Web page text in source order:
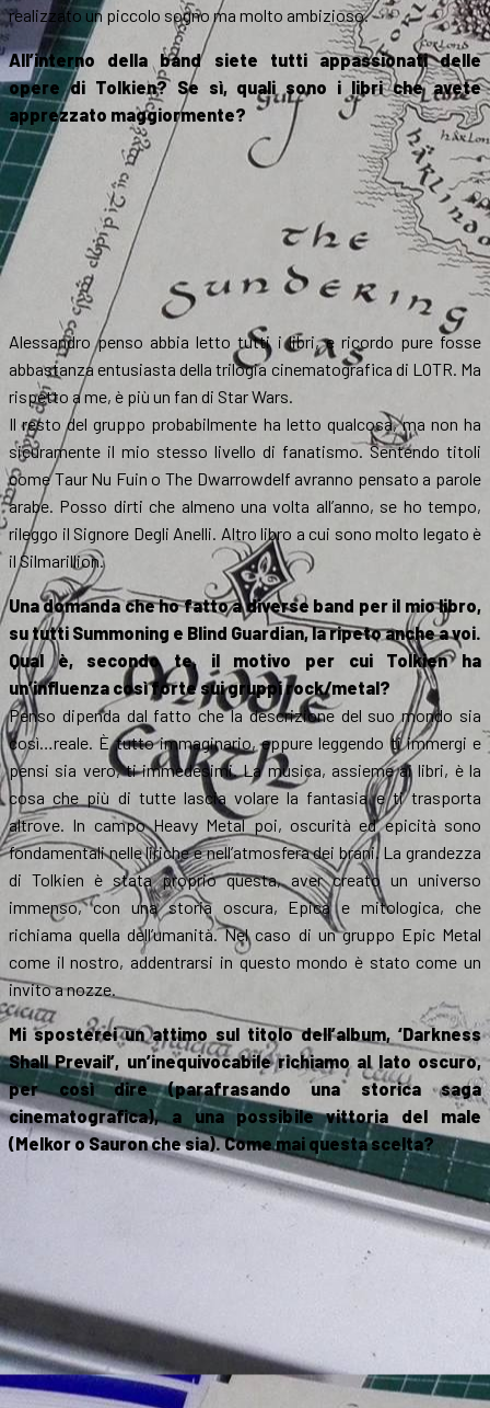
realizzato un piccolo sogno ma molto ambizioso.
All’interno della band siete tutti appassionati delle
opere di Tolkien? Se sì, quali sono i libri che avete
apprezzato maggiormente?
Alessandro penso abbia letto tutti i libri, e ricordo pure fosse
abbastanza entusiasta della trilogia cinematografica di LOTR. Ma
rispetto a me, è più un fan di Star Wars.
Il resto del gruppo probabilmente ha letto qualcosa, ma non ha
sicuramente il mio stesso livello di fanatismo. Sentendo titoli
come Taur Nu Fuin o The Dwarrowdelf avranno pensato a parole
arabe. Posso dirti che almeno una volta all’anno, se ho tempo,
rileggo il Signore Degli Anelli. Altro libro a cui sono molto legato è
il Silmarillion.
Una domanda che ho fatto a diverse band per il mio libro,
su tutti Summoning e Blind Guardian, la ripeto anche a voi.
Qual è, secondo te, il motivo per cui Tolkien ha
un’influenza così forte sui gruppi rock/metal?
Penso dipenda dal fatto che la descrizione del suo mondo sia
così…reale. È tutto immaginario, eppure leggendo ti immergi e
pensi sia vero, ti immedesimi. La musica, assieme ai libri, è la
cosa che più di tutte lascia volare la fantasia e ti trasporta
altrove. In campo Heavy Metal poi, oscurità ed epicità sono
fondamentali nelle liriche e nell’atmosfera dei brani. La grandezza
di Tolkien è stata proprio questa, aver creato un universo
immenso, con una storia oscura, Epica e mitologica, che
richiama quella dell’umanità. Nel caso di un gruppo Epic Metal
come il nostro, addentrarsi in questo mondo è stato come un
invito a nozze.
Mi sposterei un attimo sul titolo dell’album, ‘Darkness
Shall Prevail’, un’inequivocabile richiamo al lato oscuro,
per così dire (parafrasando una storica saga
cinematografica), a una possibile vittoria del male
(Melkor o Sauron che sia). Come mai questa scelta?